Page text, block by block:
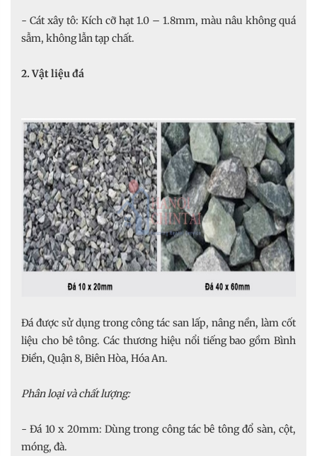
- Cát xây tô: Kích cỡ hạt 1.0 – 1.8mm, màu nâu không quá
sẫm, không lẫn tạp chất.
2. Vật liệu đá
Đá được sử dụng trong công tác san lấp, nâng nền, làm cốt
liệu cho bê tông. Các thương hiệu nổi tiếng bao gồm Bình
Điền, Quận 8, Biên Hòa, Hóa An.
Phân loại và chất lượng:
- Đá 10 x 20mm: Dùng trong công tác bê tông đổ sàn, cột,
móng, đà.